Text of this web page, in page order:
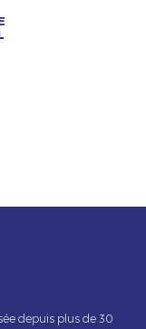
depuis plus de 30